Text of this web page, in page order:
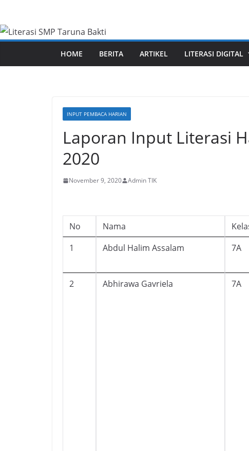
content
HOME BERITA ARTIKEL LITERASI DIGITAL
INPUT PEMBACA HARIAN
Laporan Input Literasi
2020
November 9, 2020 Admin TIK
No Nama
1
Abdul Halim Assalam 7A
2
Abhirawa Gavriela 7A